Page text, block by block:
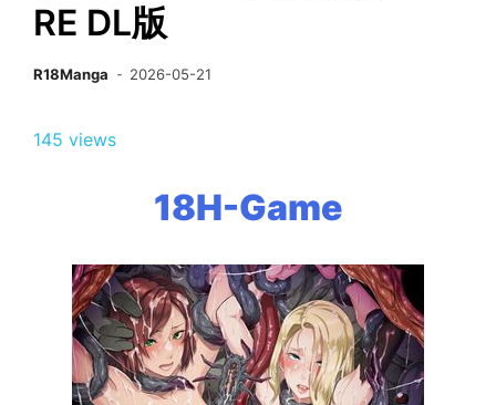
RE DL版
R18Manga 2026-05-21
145 views
18H-Game